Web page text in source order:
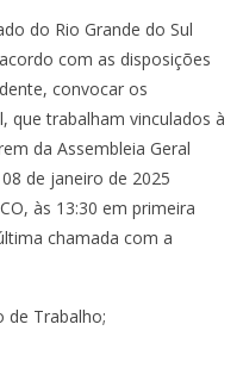
do Rio Grande do Sul
com as disposições
convocar os
que trabalham vinculados à
da Assembleia Geral
de janeiro de 2025
às 13:30 em primeira
chamada com a
de Trabalho;